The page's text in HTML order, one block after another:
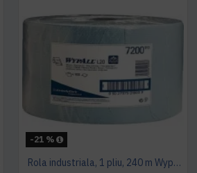
-21 %
Rola industriala, 1 pliu, 240 m Wypall L20